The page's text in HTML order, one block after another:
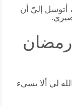
، أتوسل إليّ أن
رمضان
لي ألا يسيء